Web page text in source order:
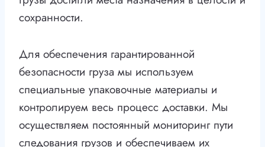
сохранности.
Для обеспечения гарантированной
безопасности груза мы используем
специальные упаковочные материалы и
контролируем весь процесс доставки. Мы
осуществляем постоянный мониторинг пути
следования грузов и обеспечиваем их